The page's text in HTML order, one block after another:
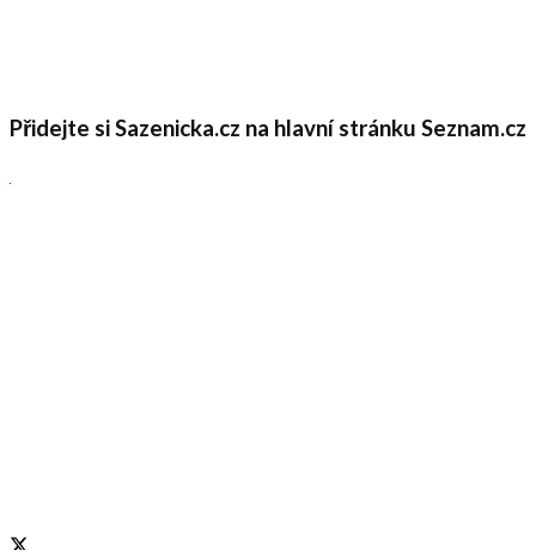
Přidejte si Sazenicka.cz na hlavní stránku Seznam.cz